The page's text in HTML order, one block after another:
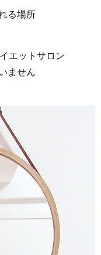
る場所
エットサロン
ません